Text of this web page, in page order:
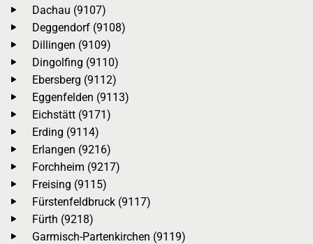
Dachau (9107)
Deggendorf (9108)
Dillingen (9109)
Dingolfing (9110)
Ebersberg (9112)
Eggenfelden (9113)
Eichstätt (9171)
Erding (9114)
Erlangen (9216)
Forchheim (9217)
Freising (9115)
Fürstenfeldbruck (9117)
Fürth (9218)
Garmisch-Partenkirchen (9119)